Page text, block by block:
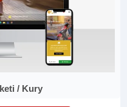
/ Kury